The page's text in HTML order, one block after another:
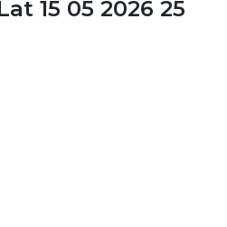
15 05 2026 25